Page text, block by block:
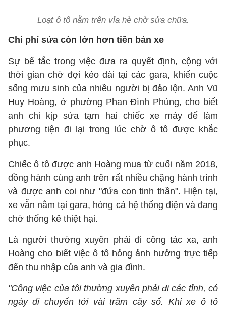
Loạt ô tô nằm trên vỉa hè chờ sửa chữa.
Chi phí sửa còn lớn hơn tiền bán xe
Sự bế tắc trong việc đưa ra quyết định, cộng với
thời gian chờ đợi kéo dài tại các gara, khiến cuộc
sống mưu sinh của nhiều người bị đảo lộn. Anh Vũ
Huy Hoàng, ở phường Phan Đình Phùng, cho biết
anh chỉ kịp sửa tạm hai chiếc xe máy để làm
phương tiện đi lại trong lúc chờ ô tô được khắc
phục.
Chiếc ô tô được anh Hoàng mua từ cuối năm 2018,
đồng hành cùng anh trên rất nhiều chặng hành trình
và được anh coi như "đứa con tinh thần". Hiện tại,
xe vẫn nằm tại gara, hỏng cả hệ thống điện và đang
chờ thống kê thiệt hại.
Là người thường xuyên phải đi công tác xa, anh
Hoàng cho biết việc ô tô hỏng ảnh hưởng trực tiếp
đến thu nhập của anh và gia đình.
"Công việc của tôi thường xuyên phải đi các tỉnh, có
ngày di chuyển tới vài trăm cây số. Khi xe ô tô